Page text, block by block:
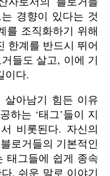
경향이 있다는 것
를 조직화하기 위해
한계를 반드시 뛰어
들도 살고, 이에 기
이다.
살아남기 힘든 이유
하는 ‘태그’들이 지
비롯된다. 자신의
로거들의 기본적인
태그들에 쉽게 종속
. 쉬운 말로 이야기